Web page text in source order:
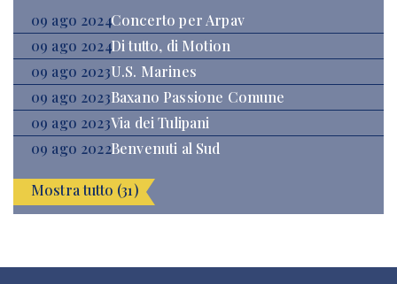
09 ago 2024Concerto per Arpav
09 ago 2024Di tutto, di Motion
09 ago 2023U.S. Marines
09 ago 2023Baxano Passione Comune
09 ago 2023Via dei Tulipani
09 ago 2022Benvenuti al Sud
Mostra tutto (31)